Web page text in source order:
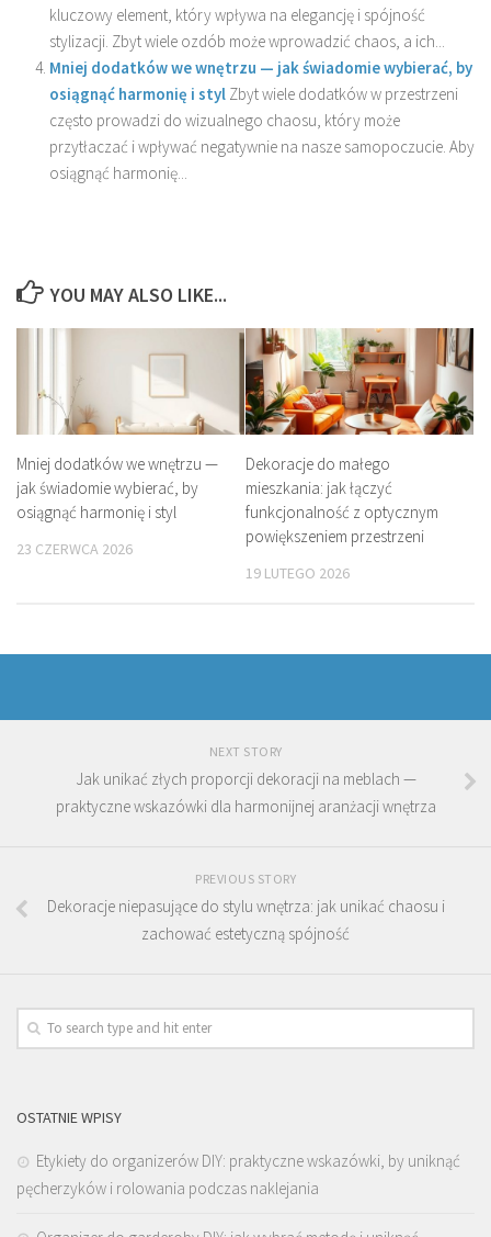
kluczowy element, który wpływa na elegancję i spójność
stylizacji. Zbyt wiele ozdób może wprowadzić chaos, a ich...
Mniej dodatków we wnętrzu — jak świadomie wybierać, by
osiągnąć harmonię i styl Zbyt wiele dodatków w przestrzeni
często prowadzi do wizualnego chaosu, który może
przytłaczać i wpływać negatywnie na nasze samopoczucie. Aby
osiągnąć harmonię...
YOU MAY ALSO LIKE...
Mniej dodatków we wnętrzu —
jak świadomie wybierać, by
osiągnąć harmonię i styl
23 CZERWCA 2026
Dekoracje do małego
mieszkania: jak łączyć
funkcjonalność z optycznym
powiększeniem przestrzeni
19 LUTEGO 2026
NEXT STORY
Jak unikać złych proporcji dekoracji na meblach —
praktyczne wskazówki dla harmonijnej aranżacji wnętrza
PREVIOUS STORY
Dekoracje niepasujące do stylu wnętrza: jak unikać chaosu i
zachować estetyczną spójność
OSTATNIE WPISY
Etykiety do organizerów DIY: praktyczne wskazówki, by uniknąć
pęcherzyków i rolowania podczas naklejania